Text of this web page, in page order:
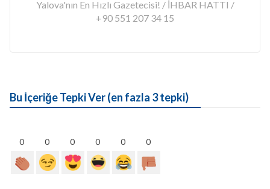
Yalova'nın En Hızlı Gazetecisi! / İHBAR HATTI /
+90 551 207 34 15
Bu İçeriğe Tepki Ver (en fazla 3 tepki)
0 0 0 0 0 0